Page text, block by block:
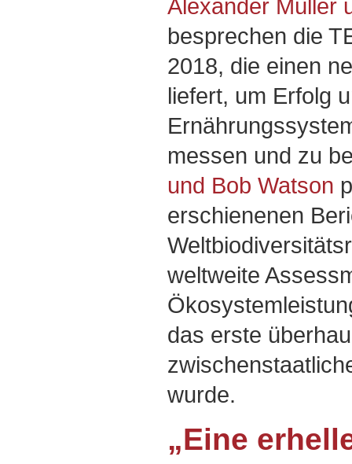
Alexander Müller
besprechen die
2018, die einen
liefert, um Erfolg
messen und zu
und Bob Watson
erschienenen
weltweite
das erste
wurde.
„Eine